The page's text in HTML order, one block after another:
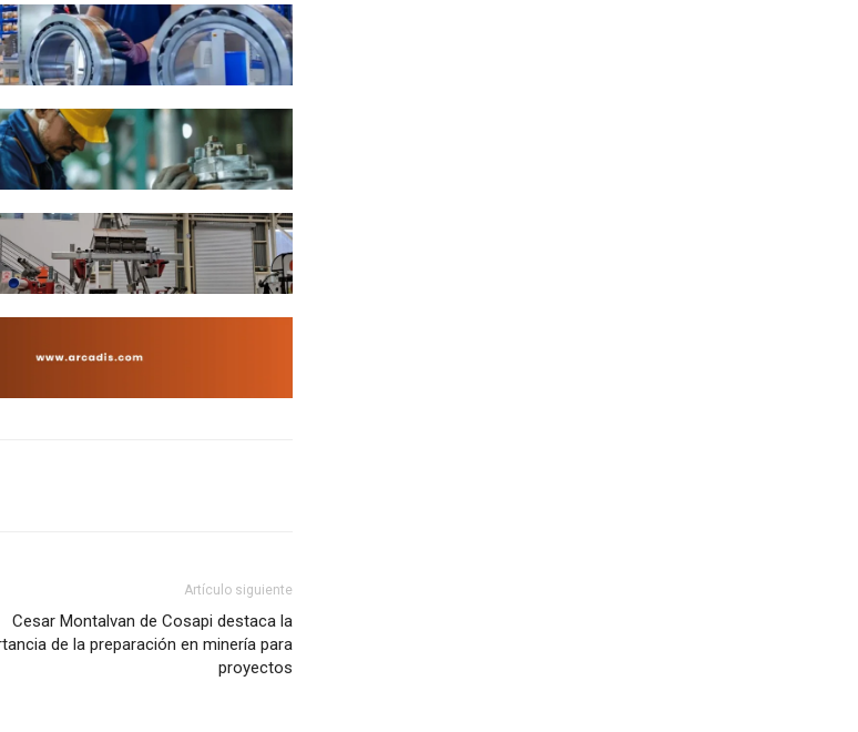
Artículo siguiente
Cesar Montalvan de Cosapi destaca la
de la preparación en minería para
proyectos